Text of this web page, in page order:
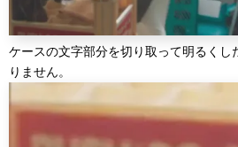
ケースの文字部分を切り取って明るくし
りません。